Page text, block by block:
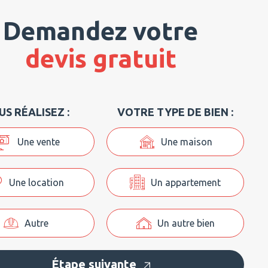
Demandez votre
devis gratuit
RÉALISEZ :
Une vente
Une location
Autre
VOTRE TYPE DE BIEN :
Une maison
Un appartement
Un autre bien
Étape suivante